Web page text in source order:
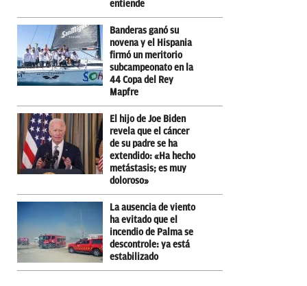
entiende
Banderas ganó su
novena y el Hispania
firmó un meritorio
subcampeonato en la
44 Copa del Rey
Mapfre
El hijo de Joe Biden
revela que el cáncer
de su padre se ha
extendido: «Ha hecho
metástasis; es muy
doloroso»
La ausencia de viento
ha evitado que el
incendio de Palma se
descontrole: ya está
estabilizado